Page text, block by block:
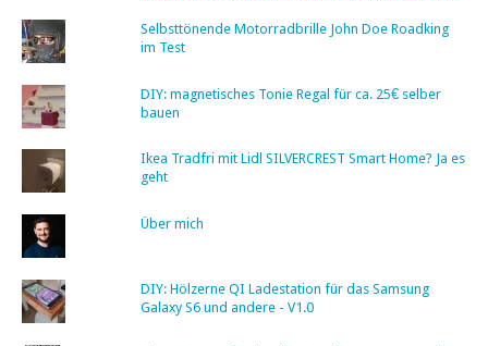
Selbsttönende Motorradbrille John Doe Roadking
im Test
DIY: magnetisches Tonie Regal für ca. 25€ selber
bauen
Ikea Tradfri mit Lidl SILVERCREST Smart Home? Ja es
geht
Über mich
DIY: Hölzerne QI Ladestation für das Samsung
Galaxy S6 und andere - V1.0